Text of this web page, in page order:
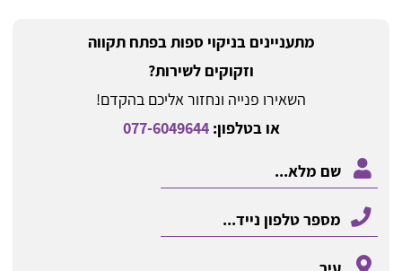
מתעניינים בניקוי ספות בפתח תקווה
וזקוקים לשירות?
השאירו פנייה ונחזור אליכם בהקדם!
או בטלפון:077-6049644